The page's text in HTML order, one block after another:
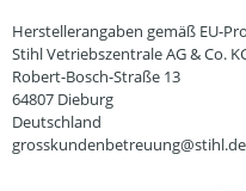
Herstellerangaben gemäß EU-
Stihl Vetriebszentrale AG & Co.
Robert-Bosch-Straße 13
64807 Dieburg
Deutschland
grosskundenbetreuung@stihl.de